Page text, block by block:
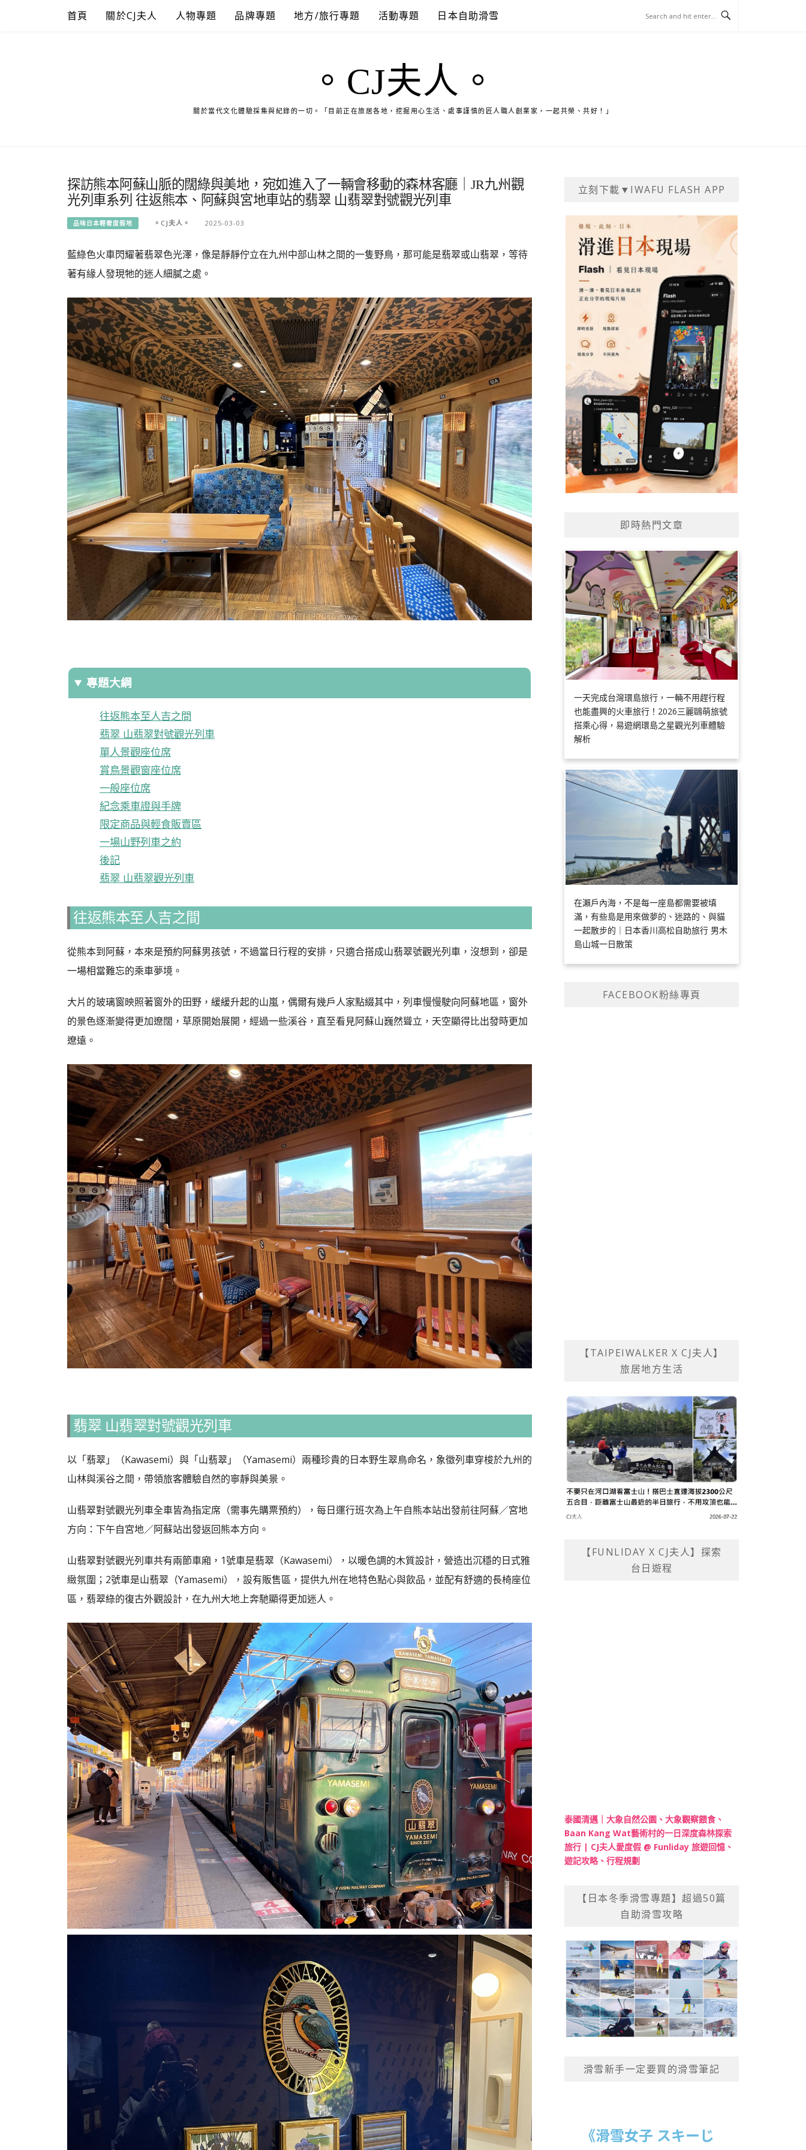
首頁 關於CJ夫人 人物專題 品牌專題 地方/旅行專題 活動專題 日本自助滑雪
。CJ夫人。
關於當代文化體驗採集與紀錄的一切。「目前正在旅居各地，挖掘用心生活、處事謹慎的匠人職人創業家，一起共榮、共好！」
探訪熊本阿蘇山脈的闊綠與美地，宛如進入了一輛會移動的森林客廳｜JR九州觀
光列車系列 往返熊本、阿蘇與宮地車站的翡翠 山翡翠對號觀光列車
品味日本輕奢度假地 。CJ夫人。 2025-03-03
藍綠色火車閃耀著翡翠色光澤，像是靜靜佇立在九州中部山林之間的一隻野鳥，那可能是翡翠或山翡翠，等待
著有緣人發現牠的迷人細膩之處。
專題大綱
往返熊本至人吉之間
翡翠 山翡翠對號觀光列車
單人景觀座位席
賞鳥景觀窗座位席
一般座位席
紀念乘車證與手牌
限定商品與輕食販賣區
一場山野列車之約
後記
翡翠 山翡翠觀光列車
往返熊本至人吉之間
從熊本到阿蘇，本來是預約阿蘇男孩號，不過當日行程的安排，只適合搭成山翡翠號觀光列車，沒想到，卻是
一場相當難忘的乘車夢境。
大片的玻璃窗映照著窗外的田野，緩緩升起的山嵐，偶爾有幾戶人家點綴其中，列車慢慢駛向阿蘇地區，窗外
的景色逐漸變得更加遼闊，草原開始展開，經過一些溪谷，直至看見阿蘇山巍然聳立，天空顯得比出發時更加
遼遠。
翡翠 山翡翠對號觀光列車
以「翡翠」（Kawasemi）與「山翡翠」（Yamasemi）兩種珍貴的日本野生翠鳥命名，象徵列車穿梭於九州的
山林與溪谷之間，帶領旅客體驗自然的寧靜與美景。
山翡翠對號觀光列車全車皆為指定席（需事先購票預約），每日運行班次為上午自熊本站出發前往阿蘇／宮地
方向：下午自宮地／阿蘇站出發返回熊本方向。
山翡翠對號觀光列車共有兩節車廂，1號車是翡翠（Kawasemi），以暖色調的木質設計，營造出沉穩的日式雅
緻氛圍；2號車是山翡翠（Yamasemi），設有販售區，提供九州在地特色點心與飲品，並配有舒適的長椅座位
區，翡翠綠的復古外觀設計，在九州大地上奔馳顯得更加迷人。
立刻下載▼IWAFU FLASH APP
即時熱門文章
一天完成台灣環島旅行，一輛不用趕行程
也能盡興的火車旅行！2026三麗鷗萌旅號
搭乘心得，易遊網環島之星觀光列車體驗
解析
在瀨戶內海，不是每一座島都需要被填
滿，有些島是用來做夢的、迷路的、與貓
一起散步的｜日本香川高松自助旅行 男木
島山城一日散策
FACEBOOK粉絲專頁
【TAIPEIWALKER X CJ夫人】
旅居地方生活
【FUNLIDAY X CJ夫人】探索
台日遊程
泰國清邁｜大象自然公園、大象觀察餵食、
Baan Kang Wat藝術村的一日深度森林探索
旅行 | CJ夫人愛度假 @ Funliday 旅遊回憶、
遊記攻略、行程規劃
【日本冬季滑雪專題】超過50篇
自助滑雪攻略
滑雪新手一定要買的滑雪筆記